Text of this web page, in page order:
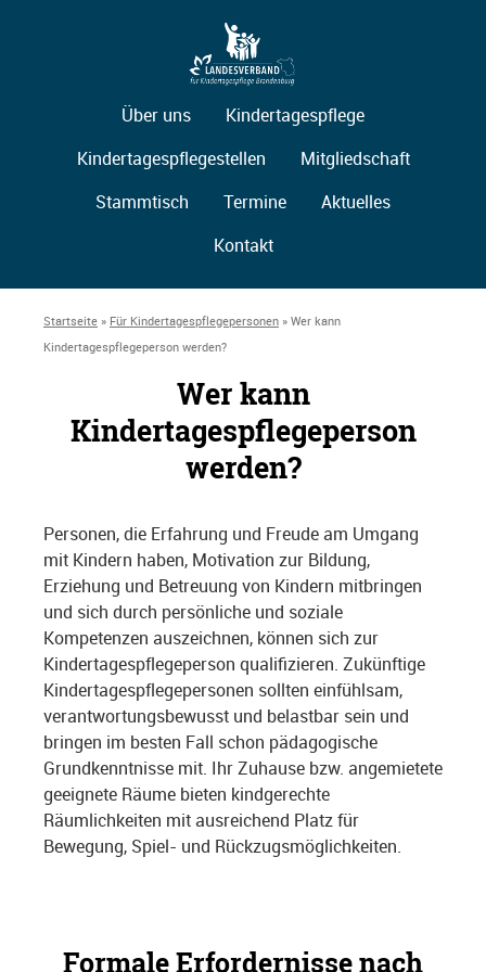
Über uns
Kindertagespflege
Kindertagespflegestellen
Mitgliedschaft
Stammtisch
Termine
Aktuelles
Kontakt
Startseite » Für Kindertagespflegepersonen » Wer kann
Kindertagespflegeperson werden?
Wer kann
Kindertagespflegeperson
werden?
Personen, die Erfahrung und Freude am Umgang
mit Kindern haben, Motivation zur Bildung,
Erziehung und Betreuung von Kindern mitbringen
und sich durch persönliche und soziale
Kompetenzen auszeichnen, können sich zur
Kindertagespflegeperson qualifizieren. Zukünftige
Kindertagespflegepersonen sollten einfühlsam,
verantwortungsbewusst und belastbar sein und
bringen im besten Fall schon pädagogische
Grundkenntnisse mit. Ihr Zuhause bzw. angemietete
geeignete Räume bieten kindgerechte
Räumlichkeiten mit ausreichend Platz für
Bewegung, Spiel- und Rückzugsmöglichkeiten.
Formale Erfordernisse nach